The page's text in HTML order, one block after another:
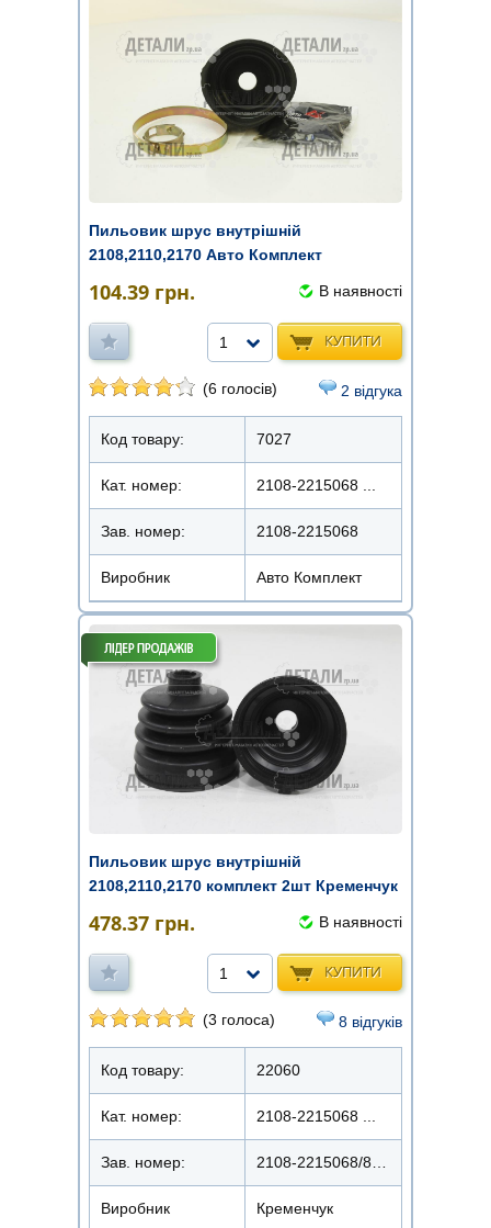
Пильовик шрус внутрішній
2108,2110,2170 Авто Комплект
104.39 грн. В наявності
КУПИТИ
1
(6 голосів) 2 відгука
Код товару: 7027
Кат. номер: 2108-2215068 ...
Зав. номер: 2108-2215068
Виробник Авто Комплект
Пильовик шрус внутрішній
2108,2110,2170 комплект 2шт Кременчук
478.37 грн. В наявності
КУПИТИ
1
(3 голоса) 8 відгуків
Код товару: 22060
Кат. номер: 2108-2215068 ...
Зав. номер:
Виробник Кременчук